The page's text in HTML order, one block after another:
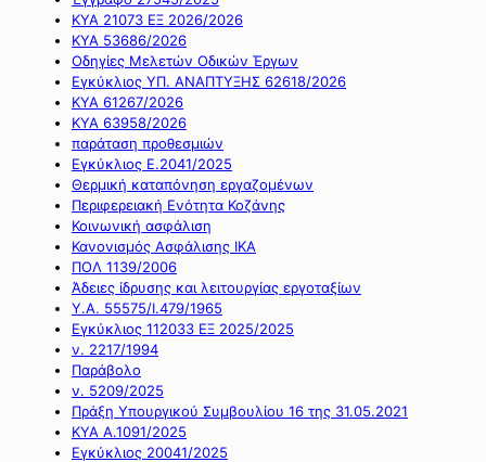
ΚΥΑ 21073 ΕΞ 2026/2026
ΚΥΑ 53686/2026
Οδηγίες Μελετών Οδικών Έργων
Εγκύκλιος ΥΠ. ΑΝΑΠΤΥΞΗΣ 62618/2026
ΚΥΑ 61267/2026
ΚΥΑ 63958/2026
παράταση προθεσμιών
Εγκύκλιος Ε.2041/2025
Θερμική καταπόνηση εργαζομένων
Περιφερειακή Ενότητα Κοζάνης
Κοινωνική ασφάλιση
Κανονισμός Ασφάλισης ΙΚΑ
ΠΟΛ 1139/2006
Άδειες ίδρυσης και λειτουργίας εργοταξίων
Υ.Α. 55575/Ι.479/1965
Εγκύκλιος 112033 ΕΞ 2025/2025
ν. 2217/1994
Παράβολο
ν. 5209/2025
Πράξη Υπουργικού Συμβουλίου 16 της 31.05.2021
ΚΥΑ Α.1091/2025
Εγκύκλιος 20041/2025